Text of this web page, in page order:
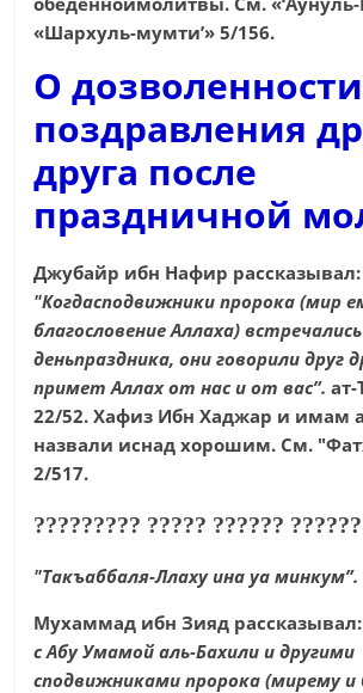
«Шархуль-мумти’» 5/156.
О дозволенности
поздравления
друга после
праздничной
Джубайр ибн Нафир рассказывал:
"Когдасподвижники пророка (мир
благословение Аллаха)
деньпраздника, они говорили друг
примет Аллах от нас и от вас”.
22/52. Хафиз Ибн Хаджар и имам
назвали иснад хорошим. См.
2/517.
????????? ????? ??????
"Такъаббаля-Ллаху ина уа минкум”.
Мухаммад ибн Зияд рассказывал:
с Абу Умамой аль-Бахили и другими
сподвижниками пророка (мирему и